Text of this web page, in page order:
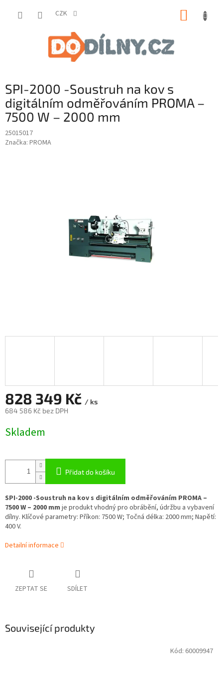
CZK
SPI-2000 -Soustruh na kov s
digitálním odměřováním PROMA –
7500 W – 2000 mm
25015017
Značka: PROMA
828 349 Kč / ks
684 586 Kč bez DPH
cena:
Skladem
Přidat do košíku
SPI-2000 -Soustruh na kov s digitálním odměřováním PROMA –
7500 W – 2000 mm je produkt vhodný pro obrábění, údržbu a vybavení
dílny. Klíčové parametry: Příkon: 7500 W; Točná délka: 2000 mm; Napětí:
400 V.
Detailní informace
ZEPTAT SE SDÍLET
Související produkty
Kód: 60009947